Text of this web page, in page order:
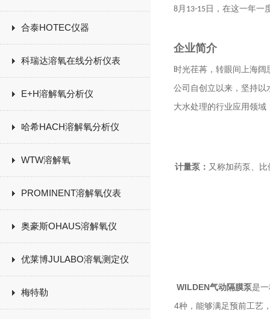
合泰HOTEC仪器
科瑞达溶氧在线分析仪表
E+H溶解氧分析仪
哈希HACH溶解氧分析仪
WTW溶解氧
PROMINENT溶解氧仪表
奥豪斯OHAUS溶解氧仪
优莱博JULABO溶氧测定仪
梅特勒
8月 13-15 日，在这一年一
企业简介
时光荏苒，转眼间上海
公司自创立以来，坚持以
大水处理的行业应用领
计量泵： 又称加药泵、
WILDEN气动隔膜泵是
4种，能够满足预前工艺